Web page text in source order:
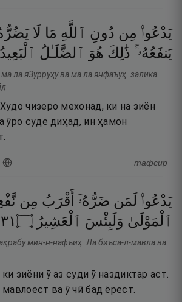
يَدْعُوا۟ مِن دُونِ ٱللَّهِ مَا لَا
يَنفَعُهُۥ ۚ ذَٰلِكَ هُوَ ٱلضَّلَـٰلُ ٱلْبَعِيدُ
ла яЗурруҳу ва ма ла янфаъуҳ. залика
чизеро мехонад, ки на зиён
ӯро суде диҳад, ин ҳамон
тафсир
يَدْعُوا۟ لَمَن ضَرُّهُۥٓ أَقْرَبُ مِن
ٱلْمَوْلَىٰ وَلَبِئْسَ ٱلْعَشِيرُ ۝١٣
мин-н-нафъиҳ. Ла биъса-л-мавла ва
зиёни ӯ аз суди ӯ наздиктар аст.
ва ӯ чӣ бад ёрест.